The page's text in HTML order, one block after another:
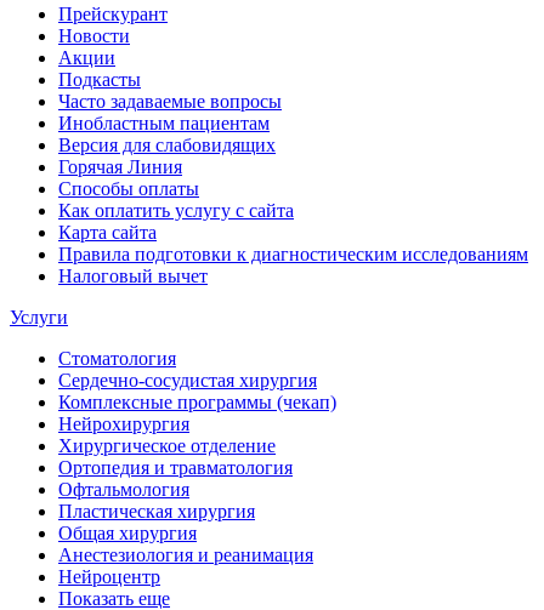
Прейскурант
Новости
Акции
Подкасты
Часто задаваемые вопросы
Инобластным пациентам
Версия для слабовидящих
Горячая Линия
Способы оплаты
Как оплатить услугу с сайта
Карта сайта
Правила подготовки к диагностическим исследованиям
Налоговый вычет
Услуги
Стоматология
Сердечно-сосудистая хирургия
Комплексные программы (чекап)
Нейрохирургия
Хирургическое отделение
Ортопедия и травматология
Офтальмология
Пластическая хирургия
Общая хирургия
Анестезиология и реанимация
Нейроцентр
Показать еще